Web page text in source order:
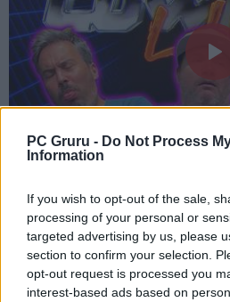
PC Gruru - Do Not Process
Information
If you wish to opt-out of the sale,
processing of your personal or
targeted advertising by us, please
section to confirm your selection.
opt-out request is processed you
interest-based ads based on